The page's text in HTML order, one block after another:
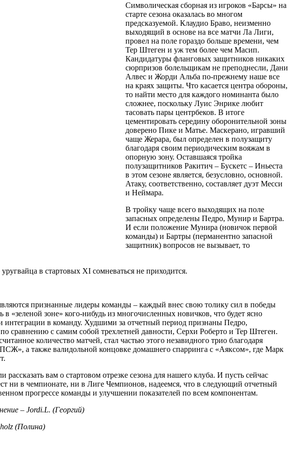
Символическая сборная из игроков «Барсы» на
старте сезона оказалась во многом
предсказуемой. Клаудио Браво, неизменно
выходящий в основе на все матчи Ла Лиги,
провел на поле гораздо больше времени, чем
Тер Штеген и уж тем более чем Масип.
Кандидатуры фланговых защитников никаких
сюрпризов болельщикам не преподнесли, Дани
Алвес и Жорди Альба по-прежнему наше все
на краях защиты. Что касается центра обороны,
то найти место для каждого номинанта было
сложнее, поскольку Луис Энрике любит
тасовать пары центрбеков. В итоге
цементировать середину оборонительной зоны
доверено Пике и Матье. Маскерано, игравший
чаще Жерара, был определен в полузащиту
благодаря своим периодическим вояжам в
опорную зону. Оставшаяся тройка
полузащитников Ракитич – Бускетс – Иньеста
в этом сезоне является, безусловно, основной.
Атаку, соответственно, составляет дуэт Месси
и Неймара.
В тройку чаще всего выходящих на поле
запасных определены Педро, Мунир и Бартра.
И если положение Мунира (новичок первой
команды) и Бартры (перманентно запасной
защитник) вопросов не вызывает, то
в стартовых XI сомневаться не приходится.
признанные лидеры команды – каждый внес свою толику сил в победы
в «зеленой зоне» кого-нибудь из многочисленных новичков, что будет ясно
и интеграции в команду. Худшими за отчетный период признаны Педро,
сравнению с самим собой трехлетней давности, Серхи Роберто и Тер Штеген.
количество матчей, стал частью этого незавидного трио благодаря
а также валидольной концовке домашнего спарринга с «Аяксом», где Марк
рассказать вам о стартовом отрезке сезона для нашего клуба. И пусть сейчас
ни в чемпионате, ни в Лиге Чемпионов, надеемся, что в следующий отчетный
прогрессе команды и улучшении показателей по всем компонентам.
– Jordi.L. (Георгий)
(Полина)